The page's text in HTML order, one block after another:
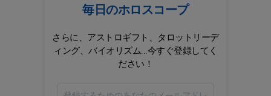
毎日のホロスコープ
さらに、アストロギフト、タロットリーデ
ィング、バイオリズム...今すぐ登録してく
ださい！